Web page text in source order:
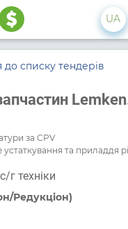
UA
списку тендерів
за CPV
та приладдя
г техніки
Редукціон)